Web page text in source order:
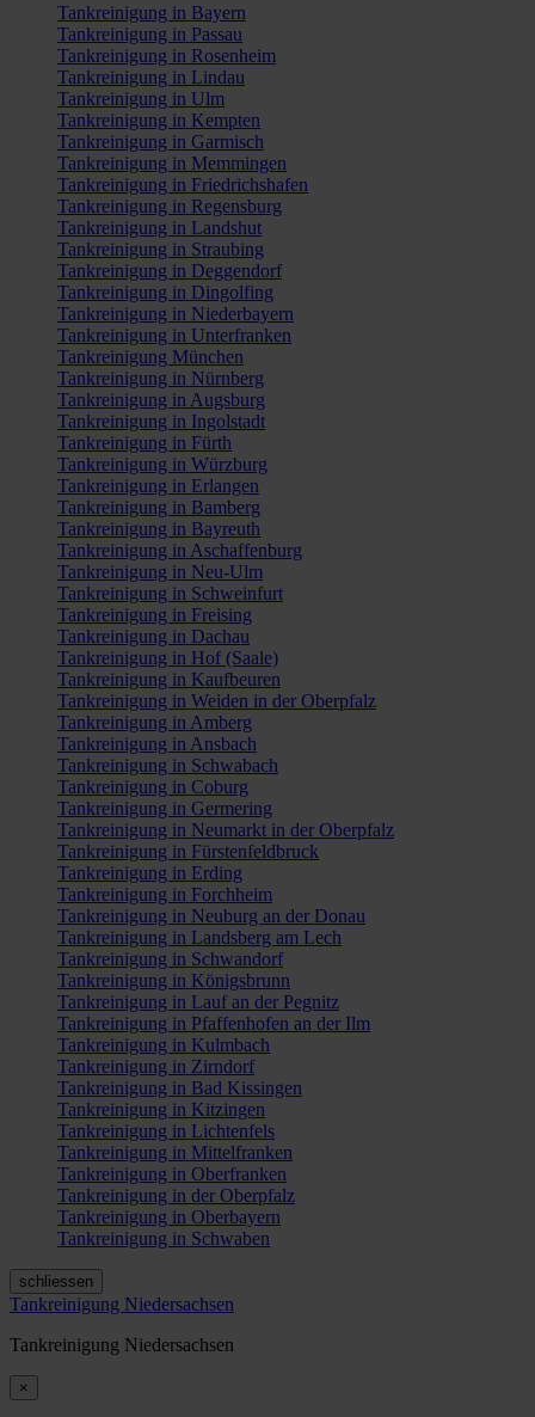
Tankreinigung in Bayern
Tankreinigung in Passau
Tankreinigung in Rosenheim
Tankreinigung in Lindau
Tankreinigung in Ulm
Tankreinigung in Kempten
Tankreinigung in Garmisch
Tankreinigung in Memmingen
Tankreinigung in Friedrichshafen
Tankreinigung in Regensburg
Tankreinigung in Landshut
Tankreinigung in Straubing
Tankreinigung in Deggendorf
Tankreinigung in Dingolfing
Tankreinigung in Niederbayern
Tankreinigung in Unterfranken
Tankreinigung München
Tankreinigung in Nürnberg
Tankreinigung in Augsburg
Tankreinigung in Ingolstadt
Tankreinigung in Fürth
Tankreinigung in Würzburg
Tankreinigung in Erlangen
Tankreinigung in Bamberg
Tankreinigung in Bayreuth
Tankreinigung in Aschaffenburg
Tankreinigung in Neu-Ulm
Tankreinigung in Schweinfurt
Tankreinigung in Freising
Tankreinigung in Dachau
Tankreinigung in Hof (Saale)
Tankreinigung in Kaufbeuren
Tankreinigung in Weiden in der Oberpfalz
Tankreinigung in Amberg
Tankreinigung in Ansbach
Tankreinigung in Schwabach
Tankreinigung in Coburg
Tankreinigung in Germering
Tankreinigung in Neumarkt in der Oberpfalz
Tankreinigung in Fürstenfeldbruck
Tankreinigung in Erding
Tankreinigung in Forchheim
Tankreinigung in Neuburg an der Donau
Tankreinigung in Landsberg am Lech
Tankreinigung in Schwandorf
Tankreinigung in Königsbrunn
Tankreinigung in Lauf an der Pegnitz
Tankreinigung in Pfaffenhofen an der Ilm
Tankreinigung in Kulmbach
Tankreinigung in Zirndorf
Tankreinigung in Bad Kissingen
Tankreinigung in Kitzingen
Tankreinigung in Lichtenfels
Tankreinigung in Mittelfranken
Tankreinigung in Oberfranken
Tankreinigung in der Oberpfalz
Tankreinigung in Oberbayern
Tankreinigung in Schwaben
schliessen
Tankreinigung Niedersachsen
Tankreinigung Niedersachsen
×